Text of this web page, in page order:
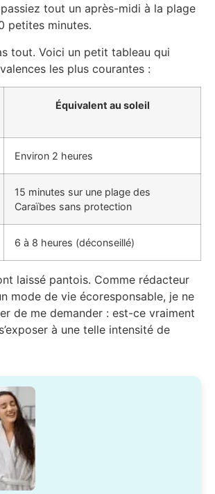
tout un après-midi à la plage
petites minutes.
tout. Voici un petit tableau qui
les plus courantes :
Équivalent au soleil
Environ 2 heures
15 minutes sur une plage des
Caraïbes sans protection
6 à 8 heures (déconseillé)
laissé pantois. Comme rédacteur
mode de vie écoresponsable, je ne
de me demander : est-ce vraiment
à une telle intensité de